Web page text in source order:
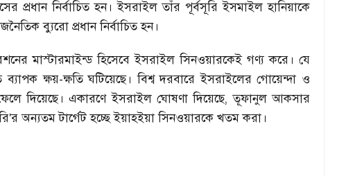
প্রধান নির্বাচিত হন। ইসরাইল তাঁর পূর্বসূরি ইসমাইল হানিয়াকে
ব্যুরো প্রধান নির্বাচিত হন।
মাস্টারমাইন্ড হিসেবে ইসরাইল সিনওয়ারকেই গণ্য করে। যে
ক্ষয়-ক্ষতি ঘটিয়েছে। বিশ্ব দরবারে ইসরাইলের গোয়েন্দা ও
দিয়েছে। একারণে ইসরাইল ঘোষণা দিয়েছে,তূফানুল আকসার
অন্যতম টার্গেট হচ্ছে ইয়াহইয়া সিনওয়ারকে খতম করা।